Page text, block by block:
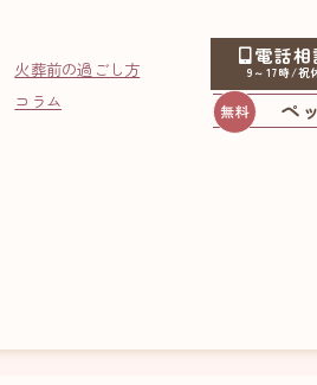
火葬前の過ごし方
コラム
電話相
9～17時/祝
ペ
ありますか？